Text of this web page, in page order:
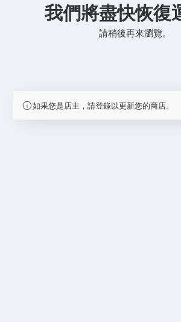
我們將盡快恢復
請稍後再來瀏覽。
如果您是店主，請登錄以更新您的商店。